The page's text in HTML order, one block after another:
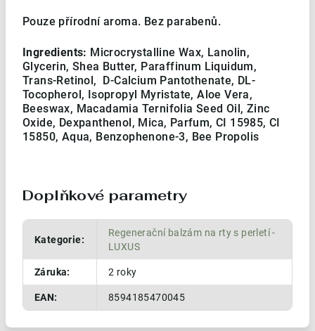
Pouze přírodní aroma. Bez parabenů.
Ingredients: Microcrystalline Wax, Lanolin,
Glycerin, Shea Butter, Paraffinum Liquidum,
Trans-Retinol, D-Calcium Pantothenate, DL-
Tocopherol, Isopropyl Myristate, Aloe Vera,
Beeswax, Macadamia Ternifolia Seed Oil, Zinc
Oxide, Dexpanthenol, Mica, Parfum, CI 15985, CI
15850, Aqua, Benzophenone-3, Bee Propolis
Doplňkové parametry
Kategorie:
Regenerační balzám na rty s perletí -
LUXUS
Záruka: 2 roky
EAN: 8594185470045